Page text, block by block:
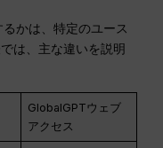
かは、特定のユース
は、主な違いを説明
GlobalGPTウェブ
アクセス